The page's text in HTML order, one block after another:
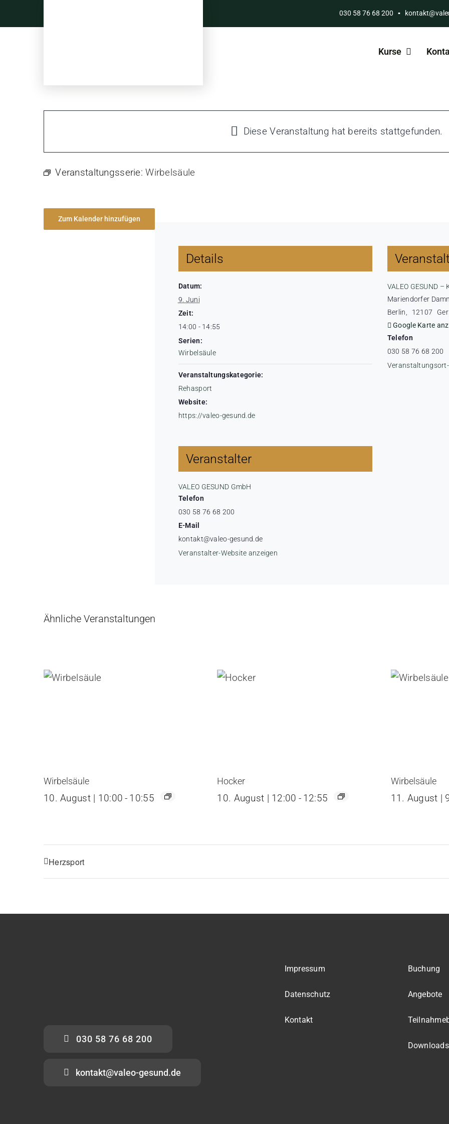
030 58 76 68 200 ▪
Kurse
Diese Veranstaltung hat bereits stattgefunden.
Veranstaltungsserie:Wirbelsäule
Zum Kalender hinzufügen
Details
Datum:
9. Juni
Zeit:
14:00 - 14:55
Serien:
Wirbelsäule
Veranstaltungskategorie:
Rehasport
Website:
https://valeo-gesund.de
Veranstalter
VALEO GESUND GmbH
Telefon
030 58 76 68 200
E-Mail
kontakt@valeo-gesund.de
Veranstalter-Website anzeigen
VALEO GESUND –
Mariendorfer
Berlin
12107
Google Karte
Telefon
030 58 76 68 200
Ähnliche Veranstaltungen
Wirbelsäule
10. August | 10:00 - 10:55
Hocker
10. August | 12:00 - 12:55
Wirbelsäule
11. August |
Herzsport
030 58 76 68 200
kontakt@valeo-gesund.de
Impressum
Datenschutz
Kontakt
Buchung
Angebote
Downloads